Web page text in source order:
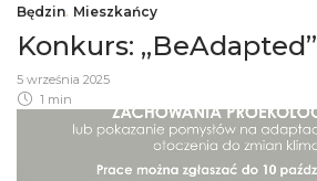
Będzin, Mieszkańcy
Konkurs: „BeAdapted”
5 września 2025
1 min